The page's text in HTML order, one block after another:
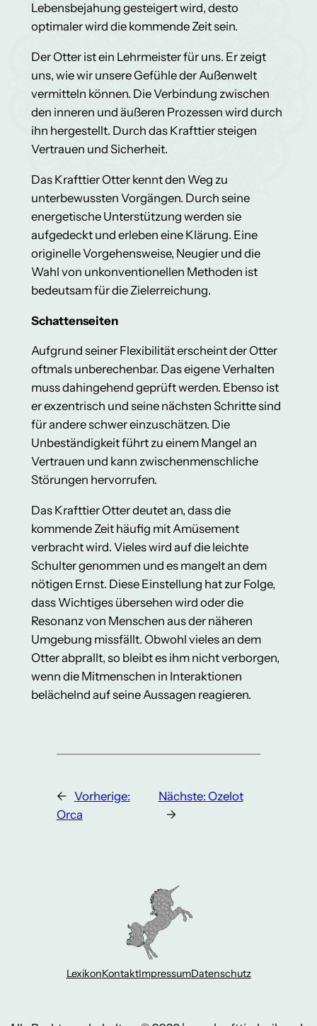
Lebensbejahung gesteigert wird, desto
optimaler wird die kommende Zeit sein.
Der Otter ist ein Lehrmeister für uns. Er zeigt
uns, wie wir unsere Gefühle der Außenwelt
vermitteln können. Die Verbindung zwischen
den inneren und äußeren Prozessen wird durch
ihn hergestellt. Durch das Krafttier steigen
Vertrauen und Sicherheit.
Das Krafttier Otter kennt den Weg zu
unterbewussten Vorgängen. Durch seine
energetische Unterstützung werden sie
aufgedeckt und erleben eine Klärung. Eine
originelle Vorgehensweise, Neugier und die
Wahl von unkonventionellen Methoden ist
bedeutsam für die Zielerreichung.
Schattenseiten
Aufgrund seiner Flexibilität erscheint der Otter
oftmals unberechenbar. Das eigene Verhalten
muss dahingehend geprüft werden. Ebenso ist
er exzentrisch und seine nächsten Schritte sind
für andere schwer einzuschätzen. Die
Unbeständigkeit führt zu einem Mangel an
Vertrauen und kann zwischenmenschliche
Störungen hervorrufen.
Das Krafttier Otter deutet an, dass die
kommende Zeit häufig mit Amüsement
verbracht wird. Vieles wird auf die leichte
Schulter genommen und es mangelt an dem
nötigen Ernst. Diese Einstellung hat zur Folge,
dass Wichtiges übersehen wird oder die
Resonanz von Menschen aus der näheren
Umgebung missfällt. Obwohl vieles an dem
Otter abprallt, so bleibt es ihm nicht verborgen,
wenn die Mitmenschen in Interaktionen
belächelnd auf seine Aussagen reagieren.
← Vorherige:
Orca
Nächste: Ozelot
→
LexikonKontaktImpressumDatenschutz